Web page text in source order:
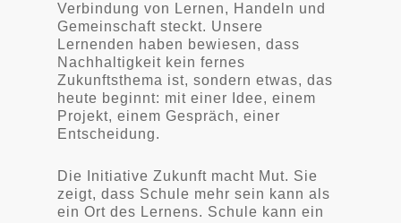
Verbindung von Lernen, Handeln und
Gemeinschaft steckt. Unsere
Lernenden haben bewiesen, dass
Nachhaltigkeit kein fernes
Zukunftsthema ist, sondern etwas, das
heute beginnt: mit einer Idee, einem
Projekt, einem Gespräch, einer
Entscheidung.
Die Initiative Zukunft macht Mut. Sie
zeigt, dass Schule mehr sein kann als
ein Ort des Lernens. Schule kann ein